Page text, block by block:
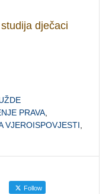
dječaci
PRAVA
VJEROISPOVJESTI
Follow